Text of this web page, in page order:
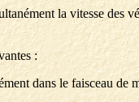
la vitesse des
:
dans le faisceau de